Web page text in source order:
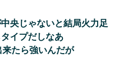
央じゃないと結局火力足
イプだしなあ
たら強いんだが